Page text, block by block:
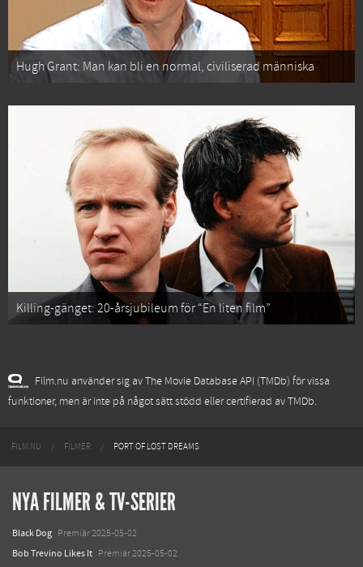
Hugh Grant: Man kan bli en normal, civiliserad människa
Killing-gänget: 20-årsjubileum för “En liten film”
Film.nu använder sig av The Movie Database API (TMDb) för vissa
funktioner, men är inte på något sätt stödd eller certifierad av TMDb.
FILM.NU FILMER PORT OF LOST DREAMS
NYA FILMER & TV-SERIER
Black Dog Premiär 2025-05-02
Bob Trevino Likes It Premiär 2025-05-02